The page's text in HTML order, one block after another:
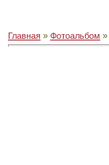
Главная » Фотоальбом »